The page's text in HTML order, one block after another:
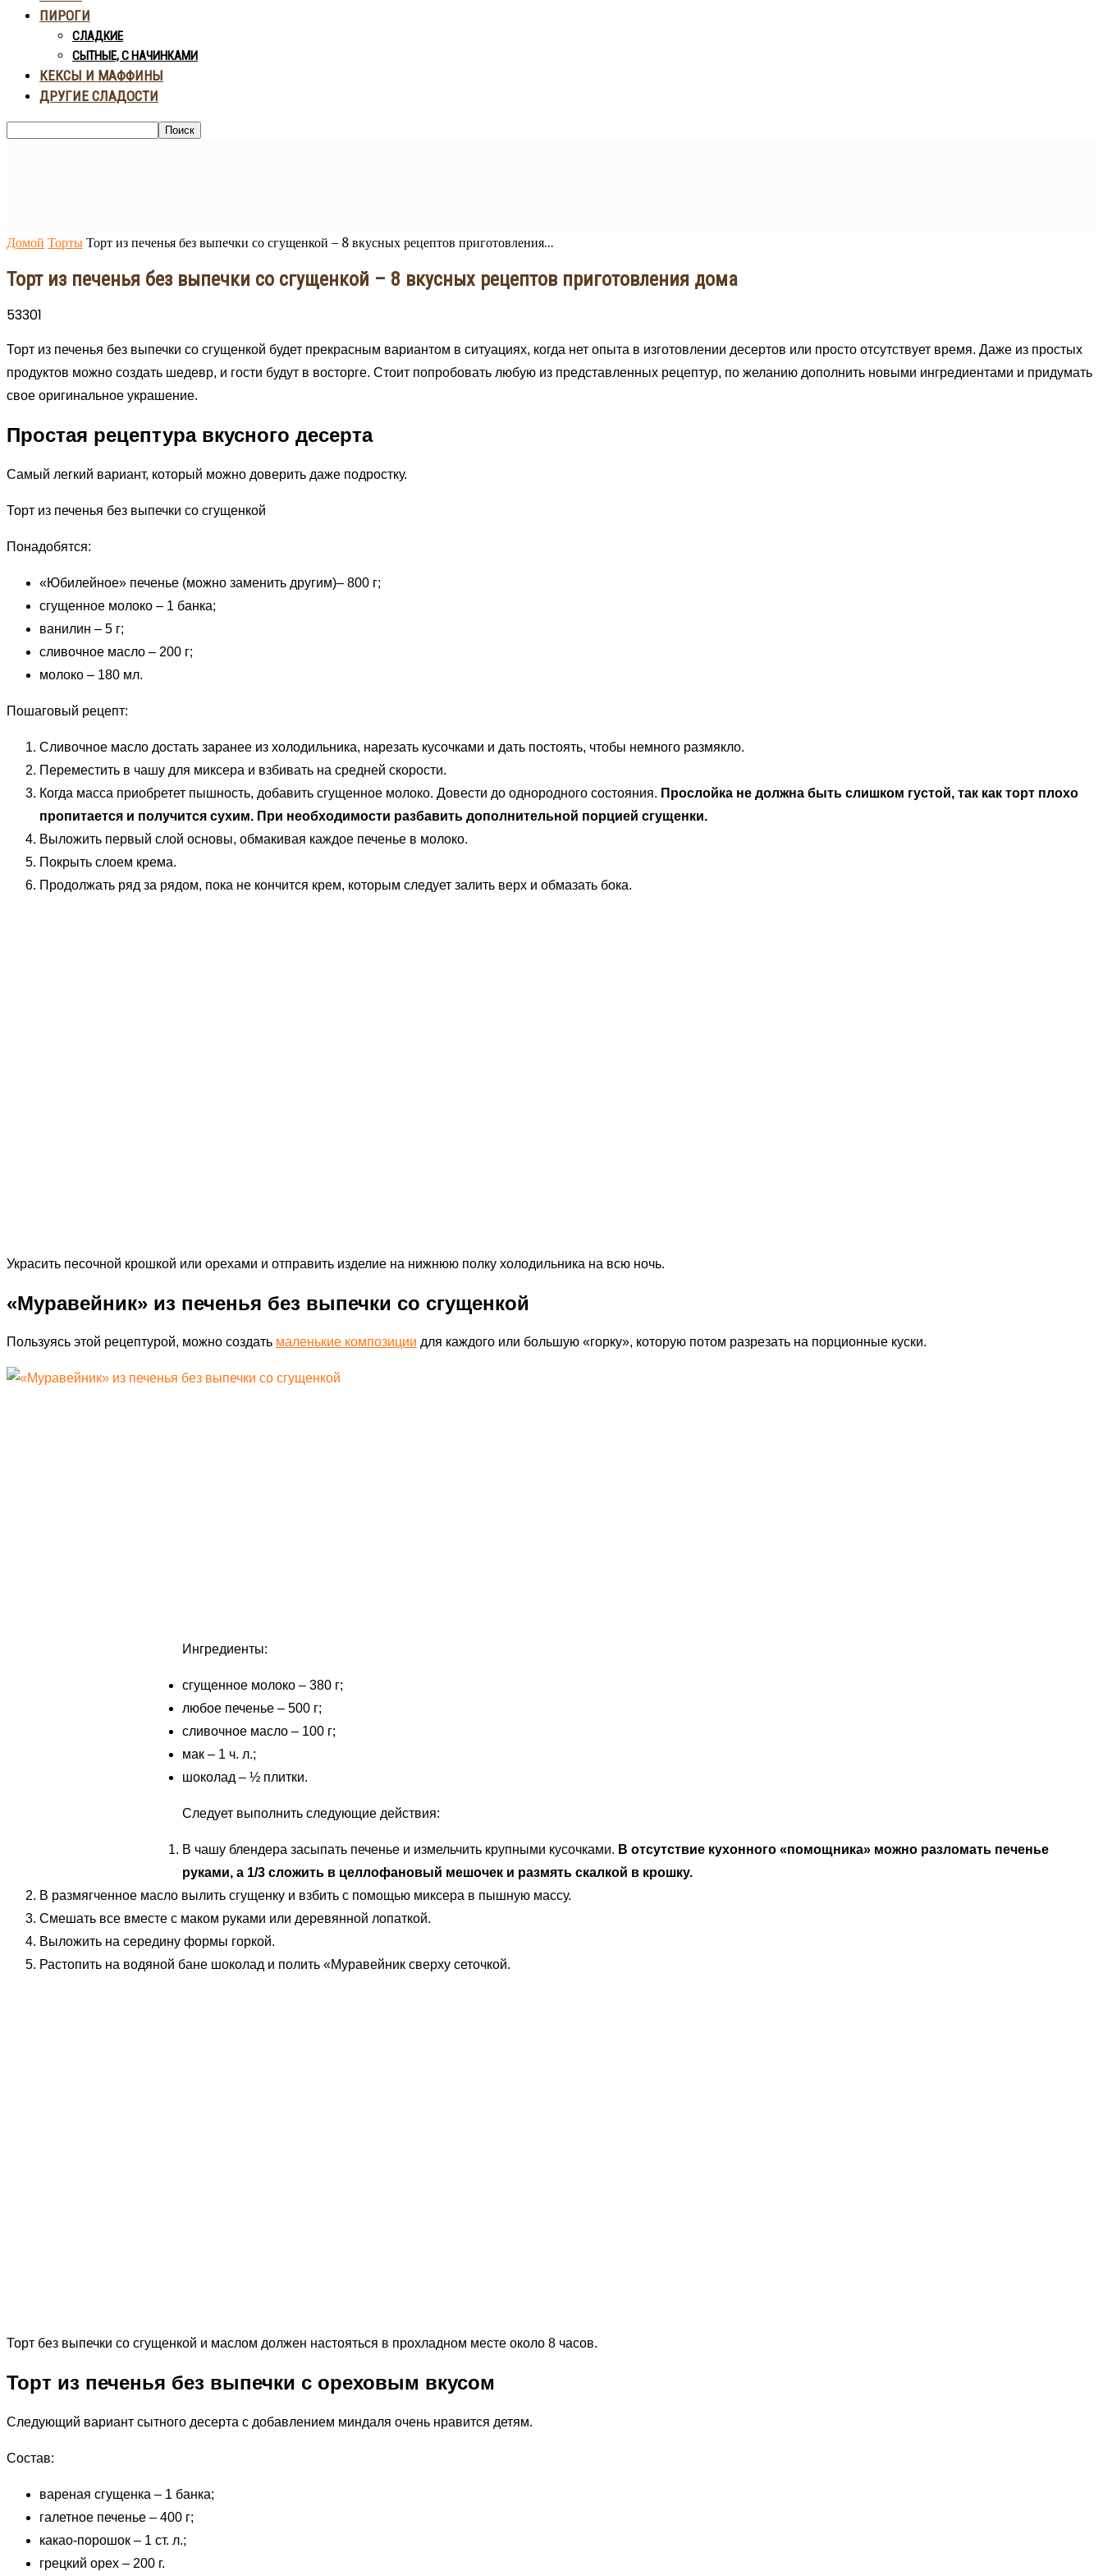
ПИРОГИ
СЛАДКИЕ
СЫТНЫЕ, С НАЧИНКАМИ
КЕКСЫ И МАФФИНЫ
ДРУГИЕ СЛАДОСТИ
Домой Торты Торт из печенья без выпечки со сгущенкой – 8 вкусных рецептов приготовления...
Торт из печенья без выпечки со сгущенкой – 8 вкусных рецептов приготовления дома
53301
Торт из печенья без выпечки со сгущенкой будет прекрасным вариантом в ситуациях, когда нет опыта в изготовлении десертов или просто отсутствует время. Даже из простых
продуктов можно создать шедевр, и гости будут в восторге. Стоит попробовать любую из представленных рецептур, по желанию дополнить новыми ингредиентами и придумать
свое оригинальное украшение.
Простая рецептура вкусного десерта
Самый легкий вариант, который можно доверить даже подростку.
Торт из печенья без выпечки со сгущенкой
Понадобятся:
«Юбилейное» печенье (можно заменить другим)– 800 г;
сгущенное молоко – 1 банка;
ванилин – 5 г;
сливочное масло – 200 г;
молоко – 180 мл.
Пошаговый рецепт:
Сливочное масло достать заранее из холодильника, нарезать кусочками и дать постоять, чтобы немного размякло.
Переместить в чашу для миксера и взбивать на средней скорости.
Когда масса приобретет пышность, добавить сгущенное молоко. Довести до однородного состояния. Прослойка не должна быть слишком густой, так как торт плохо
пропитается и получится сухим. При необходимости разбавить дополнительной порцией сгущенки.
Выложить первый слой основы, обмакивая каждое печенье в молоко.
Покрыть слоем крема.
Продолжать ряд за рядом, пока не кончится крем, которым следует залить верх и обмазать бока.
Украсить песочной крошкой или орехами и отправить изделие на нижнюю полку холодильника на всю ночь.
«Муравейник» из печенья без выпечки со сгущенкой
Пользуясь этой рецептурой, можно создать маленькие композиции для каждого или большую «горку», которую потом разрезать на порционные куски.
Ингредиенты:
сгущенное молоко – 380 г;
любое печенье – 500 г;
сливочное масло – 100 г;
мак – 1 ч. л.;
шоколад – ½ плитки.
Следует выполнить следующие действия:
В чашу блендера засыпать печенье и измельчить крупными кусочками. В отсутствие кухонного «помощника» можно разломать печенье
руками, а 1/3 сложить в целлофановый мешочек и размять скалкой в крошку.
В размягченное масло вылить сгущенку и взбить с помощью миксера в пышную массу.
Смешать все вместе с маком руками или деревянной лопаткой.
Выложить на середину формы горкой.
Растопить на водяной бане шоколад и полить «Муравейник сверху сеточкой.
Торт без выпечки со сгущенкой и маслом должен настояться в прохладном месте около 8 часов.
Торт из печенья без выпечки с ореховым вкусом
Следующий вариант сытного десерта с добавлением миндаля очень нравится детям.
Состав:
вареная сгущенка – 1 банка;
галетное печенье – 400 г;
какао-порошок – 1 ст. л.;
грецкий орех – 200 г.